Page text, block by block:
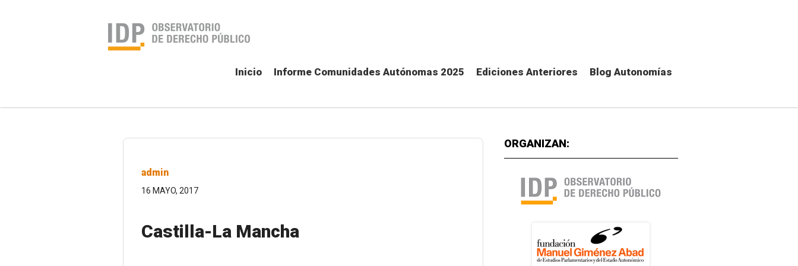
Inicio Informe Comunidades Autónomas 2025 Ediciones Anteriores Blog Autonomías
admin
16 MAYO, 2017
Castilla-La Mancha
ORGANIZAN: